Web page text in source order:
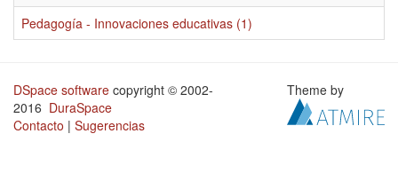
Pedagogía - Innovaciones educativas (1)
DSpace software copyright © 2002-
2016 DuraSpace
Contacto | Sugerencias
Theme by